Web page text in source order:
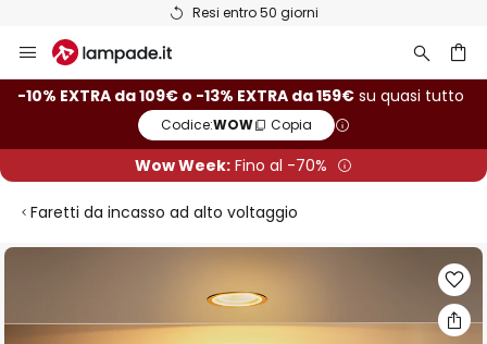
Resi entro 50 giorni
Salta
al
contenuto
-10% EXTRA da 109€ o -13% EXTRA da 159€ su quasi tutto
Codice:WOW Copia
Wow Week: Fino al -70%
Faretti da incasso ad alto voltaggio
Vai